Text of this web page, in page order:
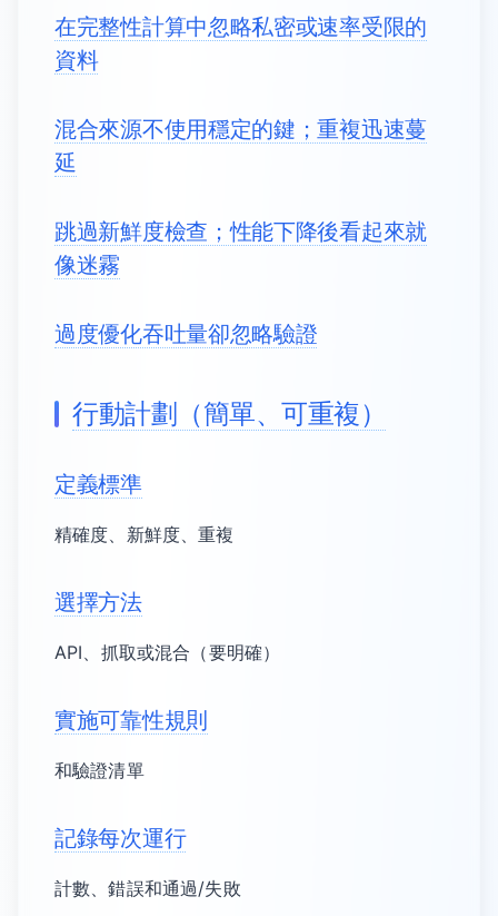
在完整性計算中忽略私密或速率受限的
資料
混合來源不使用穩定的鍵；重複迅速蔓
延
跳過新鮮度檢查；性能下降後看起來就
像迷霧
過度優化吞吐量卻忽略驗證
行動計劃（簡單、可重複）
定義標準
精確度、新鮮度、重複
選擇方法
API、抓取或混合（要明確）
實施可靠性規則
和驗證清單
記錄每次運行
計數、錯誤和通過/失敗